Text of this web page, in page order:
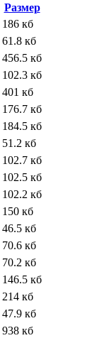
Размер
186 кб
61.8 кб
456.5 кб
102.3 кб
401 кб
176.7 кб
184.5 кб
51.2 кб
102.7 кб
102.5 кб
102.2 кб
150 кб
46.5 кб
70.6 кб
70.2 кб
146.5 кб
214 кб
47.9 кб
938 кб